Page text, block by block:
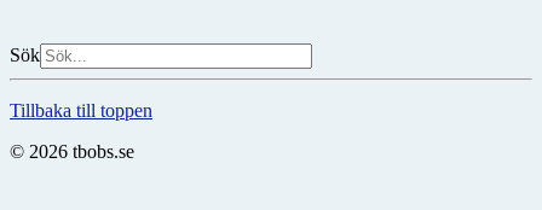
Sök
Tillbaka till toppen
© 2026 tbobs.se